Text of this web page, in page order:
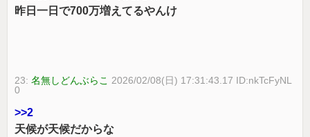
昨日一日で700万増えてるやんけ
23:名無しどんぶらこ 2026/02/08(日) 17:31:43.17 ID:nkTcFyNL
0
>>2
天候が天候だからな